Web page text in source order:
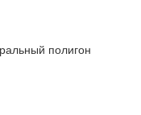
полигон